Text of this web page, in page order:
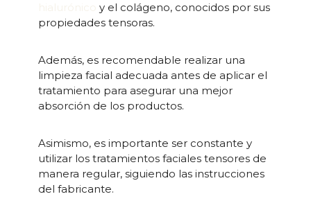
y el colágeno, conocidos por sus
propiedades tensoras.
Además, es recomendable realizar una
limpieza facial adecuada antes de aplicar el
tratamiento para asegurar una mejor
absorción de los productos.
Asimismo, es importante ser constante y
utilizar los tratamientos faciales tensores de
manera regular, siguiendo las instrucciones
del fabricante.